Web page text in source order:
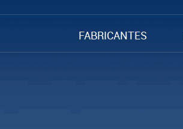
FABRICANTES